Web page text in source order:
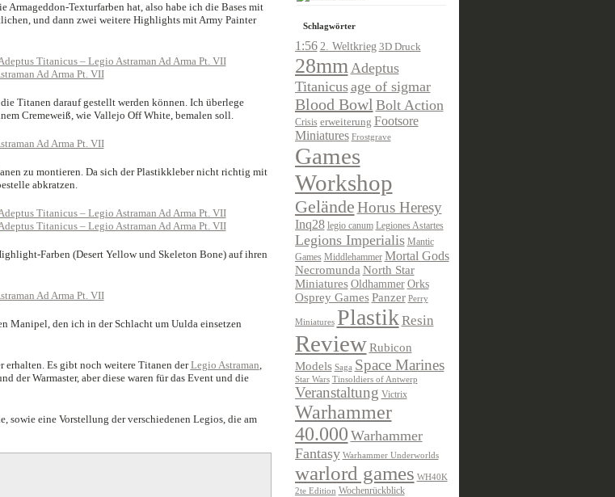
Texturfarben hat, also habe ich die Bases mit
und dann zwei weitere Highlights mit Army Painter
Titanen darauf gestellt werden können. Ich überlege
Cremeweiß, wie Vallejo Off White, bemalen soll.
zu montieren. Da sich der Plastikkleber nicht richtig mit
abkratzen.
Farben (Desert Yellow und Skeleton Bone) auf ihren
Manipel, den ich in der Schlacht um Uulda einsetzen
erhalten. Es gibt noch weitere Titanen derLegio Astraman,
der Warmaster, aber diese waren für das Event und die
sowie eine Vorstellung der verschiedenen Legios, die am
Schlagwörter
1:56 2. Weltkrieg 3D Druck
28mmAdeptus
Titanicusage of sigmar
Blood Bowl Bolt Action
Crisis erweiterung Footsore
Miniatures Frostgrave
Games
Workshop
GeländeHorus Heresy
Inq28 legio canum Legiones Astartes
Legions Imperialis Mantic
Games Middlehammer Mortal Gods
Necromunda North Star
Miniatures Oldhammer Orks
Osprey Games Panzer Perry
Miniatures Plastik Resin
Review Rubicon
Models Saga Space Marines
Star Wars Tinsoldiers of Antwerp
Veranstaltung Victrix
Warhammer
40.000 Warhammer
Fantasy Warhammer Underworlds
warlord games WH40K
2te Edition Wochenrückblick